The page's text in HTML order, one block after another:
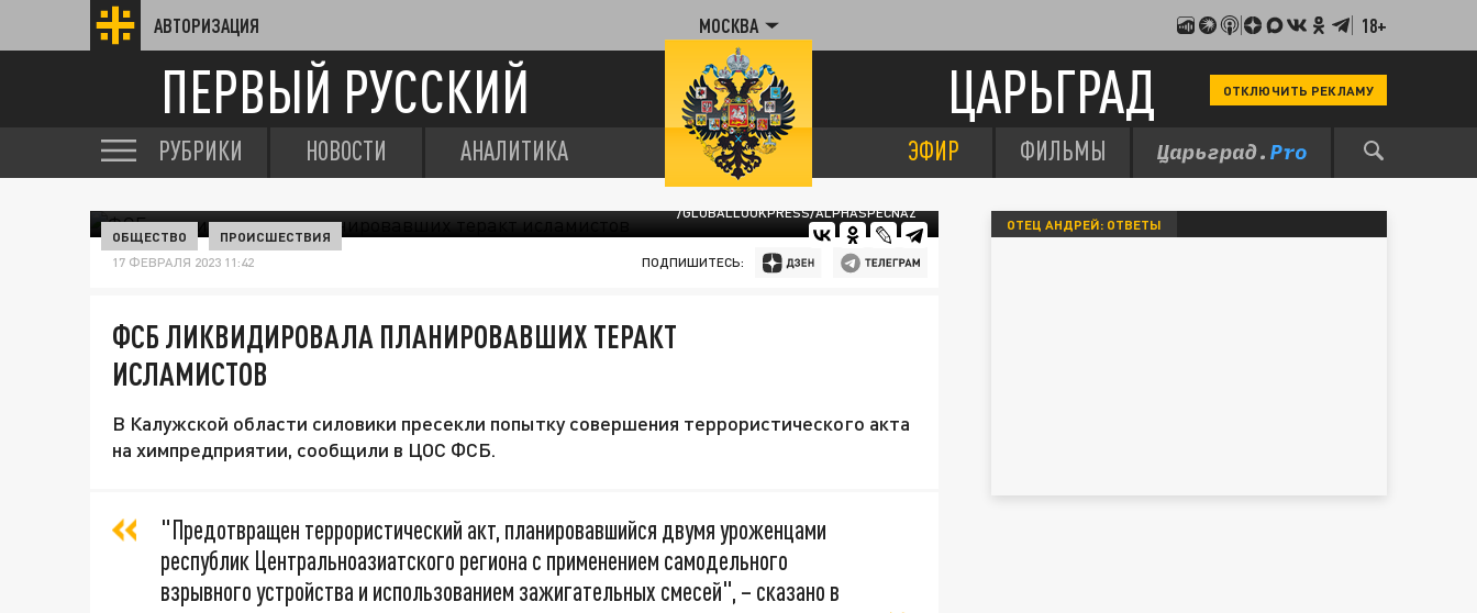
АВТОРИЗАЦИЯ МОСКВА 18+
ПЕРВЫЙ РУССКИЙ ЦАРЬГРАД ОТКЛЮЧИТЬ РЕКЛАМУ
РУБРИКИ НОВОСТИ АНАЛИТИКА ЭФИР ФИЛЬМЫ
/GLOBALLOOKPRESS/ALPHASPECNAZ
ОБЩЕСТВО ПРОИСШЕСТВИЯ
17 ФЕВРАЛЯ 2023 11:42 ПОДПИШИТЕСЬ:
ФСБ ЛИКВИДИРОВАЛА ПЛАНИРОВАВШИХ ТЕРАКТ
ИСЛАМИСТОВ
В Калужской области силовики пресекли попытку совершения террористического акта
на химпредприятии, сообщили в ЦОС ФСБ.
"Предотвращен террористический акт, планировавшийся двумя уроженцами
республик Центральноазиатского региона с применением самодельного
взрывного устройства и использованием зажигательных смесей", – сказано в
ОТЕЦ АНДРЕЙ: ОТВЕТЫ